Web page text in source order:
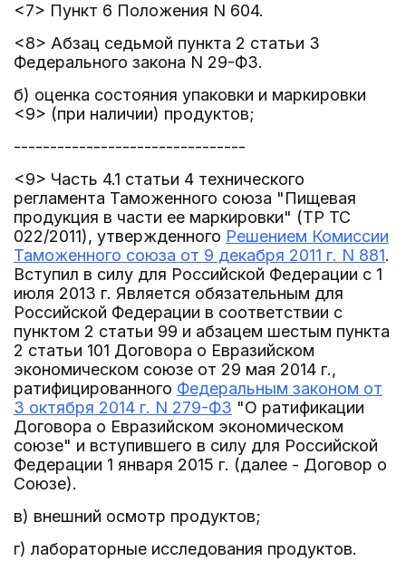
<7> Пункт 6 Положения N 604.
<8> Абзац седьмой пункта 2 статьи 3
Федерального закона N 29-ФЗ.
б) оценка состояния упаковки и маркировки
<9> (при наличии) продуктов;
--------------------------------
<9> Часть 4.1 статьи 4 технического
регламента Таможенного союза "Пищевая
продукция в части ее маркировки" (ТР ТС
022/2011), утвержденного Решением Комиссии
Таможенного союза от 9 декабря 2011 г. N 881.
Вступил в силу для Российской Федерации с 1
июля 2013 г. Является обязательным для
Российской Федерации в соответствии с
пунктом 2 статьи 99 и абзацем шестым пункта
2 статьи 101 Договора о Евразийском
экономическом союзе от 29 мая 2014 г.,
ратифицированного Федеральным законом от
3 октября 2014 г. N 279-ФЗ "О ратификации
Договора о Евразийском экономическом
союзе" и вступившего в силу для Российской
Федерации 1 января 2015 г. (далее - Договор о
Союзе).
в) внешний осмотр продуктов;
г) лабораторные исследования продуктов.